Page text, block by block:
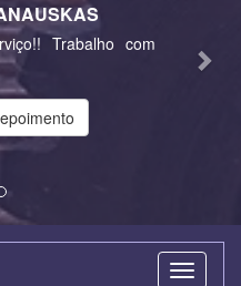
Trabalho com